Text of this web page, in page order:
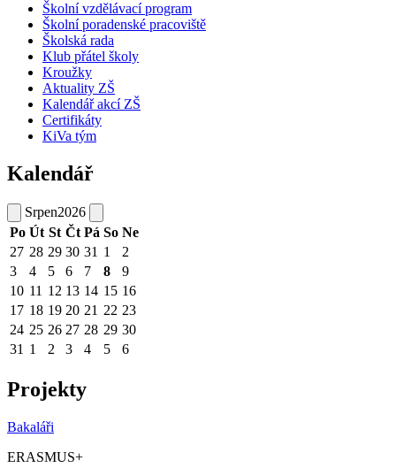
Školní vzdělávací program
Školní poradenské pracoviště
Školská rada
Klub přátel školy
Kroužky
Aktuality ZŠ
Kalendář akcí ZŠ
Certifikáty
KiVa tým
Kalendář
Srpen2026
Po Út St Čt Pá So Ne
27 28 29 30 31 1
2
3
4 5 6 7 8
9
10 11 12 13 14 15 16
17 18 19 20 21 22 23
24 25 26 27 28 29 30
31 1 2 3 4 5 6
Projekty
Bakaláři
ERASMUS+